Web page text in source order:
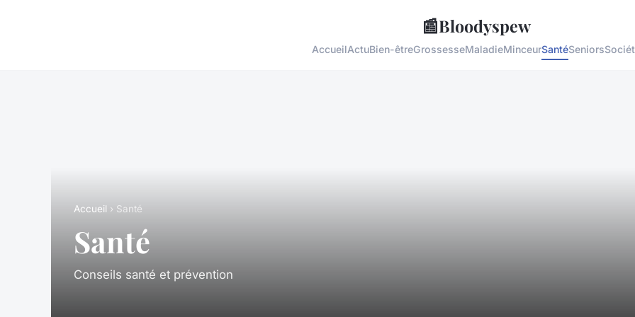
📰Bloodyspew
AccueilActuBien-êtreGrossesseMaladieMinceurSantéSeniors
Accueil › Santé
Santé
Conseils santé et prévention